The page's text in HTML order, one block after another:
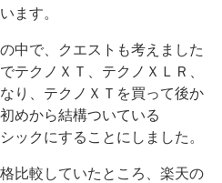
ます。
中で、クエストも考えました
テクノＸＴ、テクノＸＬＲ、
り、テクノＸＴを買って後か
めから結構ついている
ックにすることにしました。
比較していたところ、楽天の